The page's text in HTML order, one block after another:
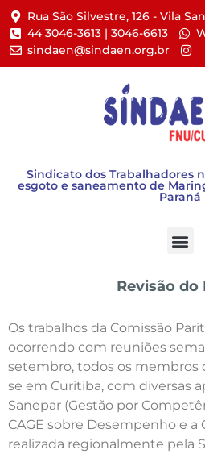
Rua São Silvestre, 126 - Vila
44 3046-3613 | 3046-6613​
sindaen@sindaen.org.br
Sindicato dos Trabalhadores
esgoto e saneamento de
Paraná
Revisão do
Os trabalhos da Comissão
ocorrendo com reuniões
setembro, todos os membros
se em Curitiba, com diversas
Sanepar (Gestão por
CAGE sobre Desempenho e a
realizada regionalmente pela